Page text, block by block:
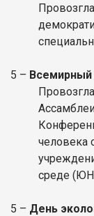
5 –
человека
среде
5 – День